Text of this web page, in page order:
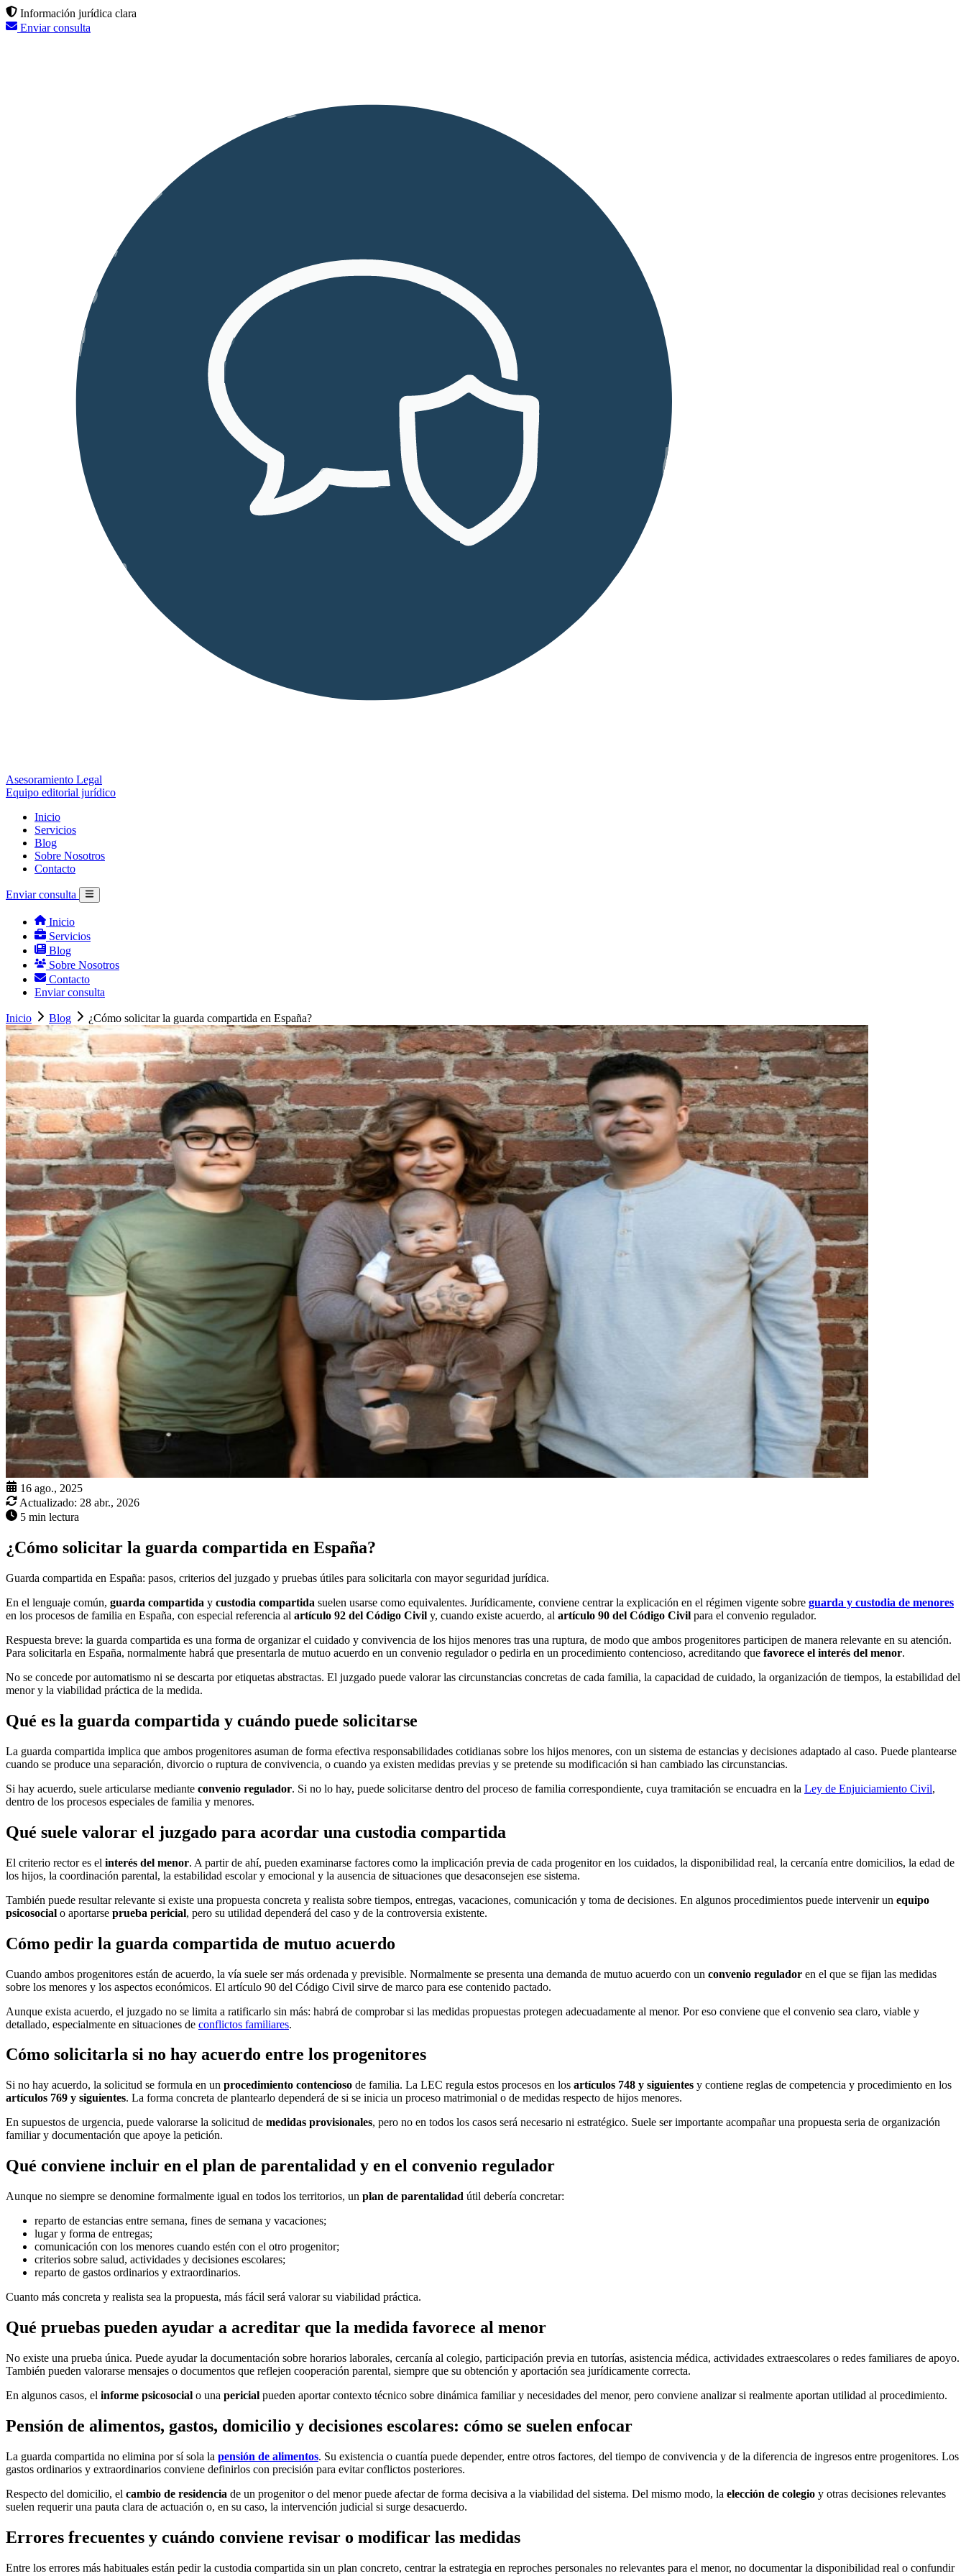
Información jurídica clara
Enviar consulta
Asesoramiento Legal
Equipo editorial jurídico
Inicio
Servicios
Blog
Sobre Nosotros
Contacto
Enviar consulta
Inicio
Servicios
Blog
Sobre Nosotros
Contacto
Enviar consulta
Inicio Blog ¿Cómo solicitar la guarda compartida en España?
16 ago., 2025
Actualizado: 28 abr., 2026
5 min lectura
¿Cómo solicitar la guarda compartida en España?
Guarda compartida en España: pasos, criterios del juzgado y pruebas útiles para solicitarla con mayor seguridad jurídica.
En el lenguaje común, guarda compartida y custodia compartida suelen usarse como equivalentes. Jurídicamente, conviene centrar la explicación en el régimen vigente sobre guarda y custodia de menores
en los procesos de familia en España, con especial referencia al artículo 92 del Código Civil y, cuando existe acuerdo, al artículo 90 del Código Civil para el convenio regulador.
Respuesta breve: la guarda compartida es una forma de organizar el cuidado y convivencia de los hijos menores tras una ruptura, de modo que ambos progenitores participen de manera relevante en su atención.
Para solicitarla en España, normalmente habrá que presentarla de mutuo acuerdo en un convenio regulador o pedirla en un procedimiento contencioso, acreditando que favorece el interés del menor.
No se concede por automatismo ni se descarta por etiquetas abstractas. El juzgado puede valorar las circunstancias concretas de cada familia, la capacidad de cuidado, la organización de tiempos, la estabilidad del
menor y la viabilidad práctica de la medida.
Qué es la guarda compartida y cuándo puede solicitarse
La guarda compartida implica que ambos progenitores asuman de forma efectiva responsabilidades cotidianas sobre los hijos menores, con un sistema de estancias y decisiones adaptado al caso. Puede plantearse
cuando se produce una separación, divorcio o ruptura de convivencia, o cuando ya existen medidas previas y se pretende su modificación si han cambiado las circunstancias.
Si hay acuerdo, suele articularse mediante convenio regulador. Si no lo hay, puede solicitarse dentro del proceso de familia correspondiente, cuya tramitación se encuadra en la Ley de Enjuiciamiento Civil,
dentro de los procesos especiales de familia y menores.
Qué suele valorar el juzgado para acordar una custodia compartida
El criterio rector es el interés del menor. A partir de ahí, pueden examinarse factores como la implicación previa de cada progenitor en los cuidados, la disponibilidad real, la cercanía entre domicilios, la edad de
los hijos, la coordinación parental, la estabilidad escolar y emocional y la ausencia de situaciones que desaconsejen ese sistema.
También puede resultar relevante si existe una propuesta concreta y realista sobre tiempos, entregas, vacaciones, comunicación y toma de decisiones. En algunos procedimientos puede intervenir un equipo
psicosocial o aportarse prueba pericial, pero su utilidad dependerá del caso y de la controversia existente.
Cómo pedir la guarda compartida de mutuo acuerdo
Cuando ambos progenitores están de acuerdo, la vía suele ser más ordenada y previsible. Normalmente se presenta una demanda de mutuo acuerdo con un convenio regulador en el que se fijan las medidas
sobre los menores y los aspectos económicos. El artículo 90 del Código Civil sirve de marco para ese contenido pactado.
Aunque exista acuerdo, el juzgado no se limita a ratificarlo sin más: habrá de comprobar si las medidas propuestas protegen adecuadamente al menor. Por eso conviene que el convenio sea claro, viable y
detallado, especialmente en situaciones de conflictos familiares.
Cómo solicitarla si no hay acuerdo entre los progenitores
Si no hay acuerdo, la solicitud se formula en un procedimiento contencioso de familia. La LEC regula estos procesos en los artículos 748 y siguientes y contiene reglas de competencia y procedimiento en los
artículos 769 y siguientes. La forma concreta de plantearlo dependerá de si se inicia un proceso matrimonial o de medidas respecto de hijos menores.
En supuestos de urgencia, puede valorarse la solicitud de medidas provisionales, pero no en todos los casos será necesario ni estratégico. Suele ser importante acompañar una propuesta seria de organización
familiar y documentación que apoye la petición.
Qué conviene incluir en el plan de parentalidad y en el convenio regulador
Aunque no siempre se denomine formalmente igual en todos los territorios, un plan de parentalidad útil debería concretar:
reparto de estancias entre semana, fines de semana y vacaciones;
lugar y forma de entregas;
comunicación con los menores cuando estén con el otro progenitor;
criterios sobre salud, actividades y decisiones escolares;
reparto de gastos ordinarios y extraordinarios.
Cuanto más concreta y realista sea la propuesta, más fácil será valorar su viabilidad práctica.
Qué pruebas pueden ayudar a acreditar que la medida favorece al menor
No existe una prueba única. Puede ayudar la documentación sobre horarios laborales, cercanía al colegio, participación previa en tutorías, asistencia médica, actividades extraescolares o redes familiares de apoyo.
También pueden valorarse mensajes o documentos que reflejen cooperación parental, siempre que su obtención y aportación sea jurídicamente correcta.
En algunos casos, el informe psicosocial o una pericial pueden aportar contexto técnico sobre dinámica familiar y necesidades del menor, pero conviene analizar si realmente aportan utilidad al procedimiento.
Pensión de alimentos, gastos, domicilio y decisiones escolares: cómo se suelen enfocar
La guarda compartida no elimina por sí sola la pensión de alimentos. Su existencia o cuantía puede depender, entre otros factores, del tiempo de convivencia y de la diferencia de ingresos entre progenitores. Los
gastos ordinarios y extraordinarios conviene definirlos con precisión para evitar conflictos posteriores.
Respecto del domicilio, el cambio de residencia de un progenitor o del menor puede afectar de forma decisiva a la viabilidad del sistema. Del mismo modo, la elección de colegio y otras decisiones relevantes
suelen requerir una pauta clara de actuación o, en su caso, la intervención judicial si surge desacuerdo.
Errores frecuentes y cuándo conviene revisar o modificar las medidas
Entre los errores más habituales están pedir la custodia compartida sin un plan concreto, centrar la estrategia en reproches personales no relevantes para el menor, no documentar la disponibilidad real o confundir